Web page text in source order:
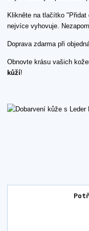
Klikněte na tlačítko
nejvíce vyhovuje.
Doprava zdarma při
Obnovte krásu vašich
kůží!